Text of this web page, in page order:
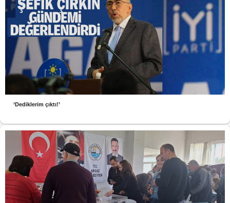
‘Dediklerim çıktı!’